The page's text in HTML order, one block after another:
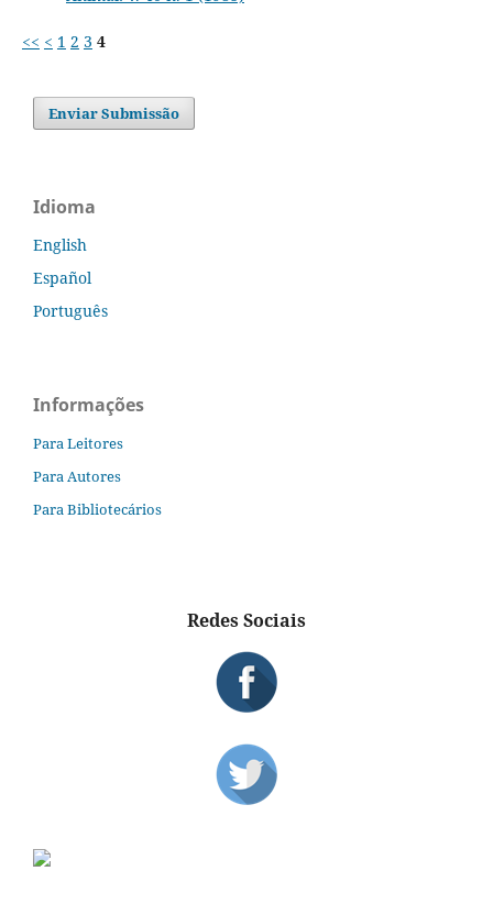
<< < 1 2 3 4
Enviar Submissão
Idioma
English
Español
Português
Informações
Para Leitores
Para Autores
Para Bibliotecários
Redes Sociais